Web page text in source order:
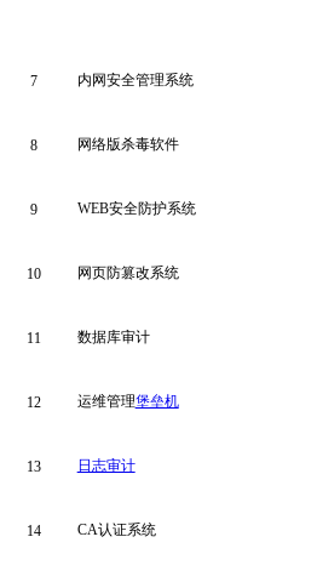
7 内网安全管理系统
8 网络版杀毒软件
9 WEB安全防护系统
10 网页防篡改系统
11 数据库审计
12 运维管理堡垒机
13 日志审计
14 CA认证系统